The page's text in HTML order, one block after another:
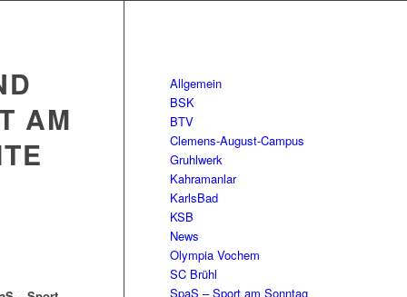
AM
Allgemein
BSK
BTV
Clemens-August-Campus
Gruhlwerk
Kahramanlar
KarlsBad
KSB
News
Olympia Vochem
SC Brühl
SpaS – Sport am Sonntag